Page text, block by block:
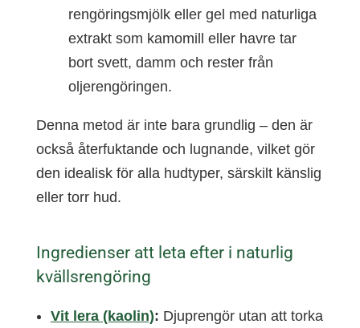
rengöringsmjölk eller gel med naturliga
extrakt som kamomill eller havre tar
bort svett, damm och rester från
oljerengöringen.
Denna metod är inte bara grundlig – den är
också återfuktande och lugnande, vilket gör
den idealisk för alla hudtyper, särskilt känslig
eller torr hud.
Ingredienser att leta efter i naturlig
kvällsrengöring
Vit lera (kaolin): Djuprengör utan att torka